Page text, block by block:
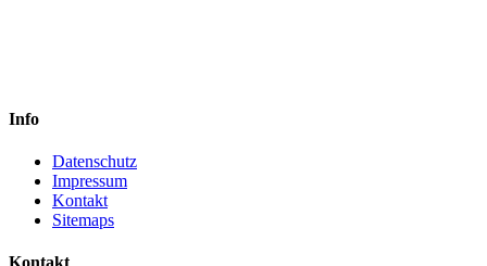
Info
Datenschutz
Impressum
Kontakt
Sitemaps